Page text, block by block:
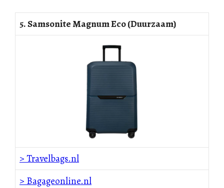
5. Samsonite Magnum Eco (Duurzaam)
> Travelbags.nl
> Bagageonline.nl